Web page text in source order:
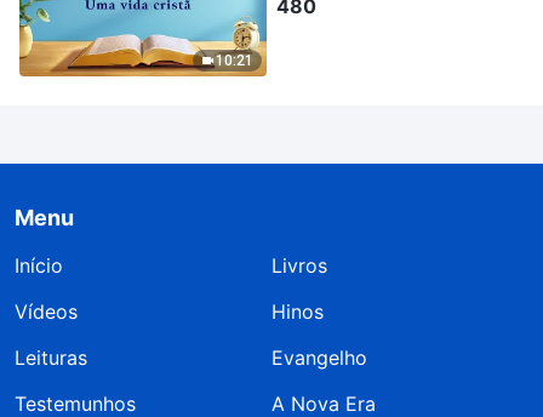
10:21
480
Menu
Início
Livros
Vídeos
Hinos
Leituras
Evangelho
Testemunhos
A Nova Era